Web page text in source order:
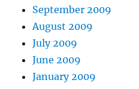
September 2009
August 2009
July 2009
June 2009
January 2009